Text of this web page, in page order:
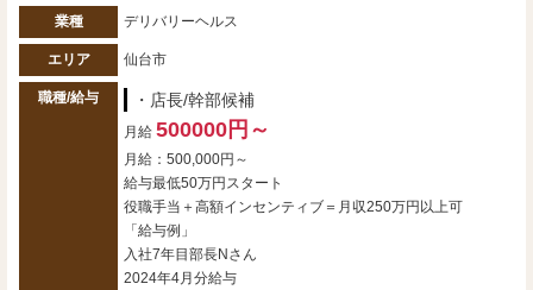
業種 デリバリーヘルス
エリア 仙台市
職種/給与 ・店長/幹部候補
月給 500000円～
月給：500,000円～
給与最低50万円スタート
役職手当＋高額インセンティブ＝月収250万円以上可
「給与例」
入社7年目部長Nさん
2024年4月分給与